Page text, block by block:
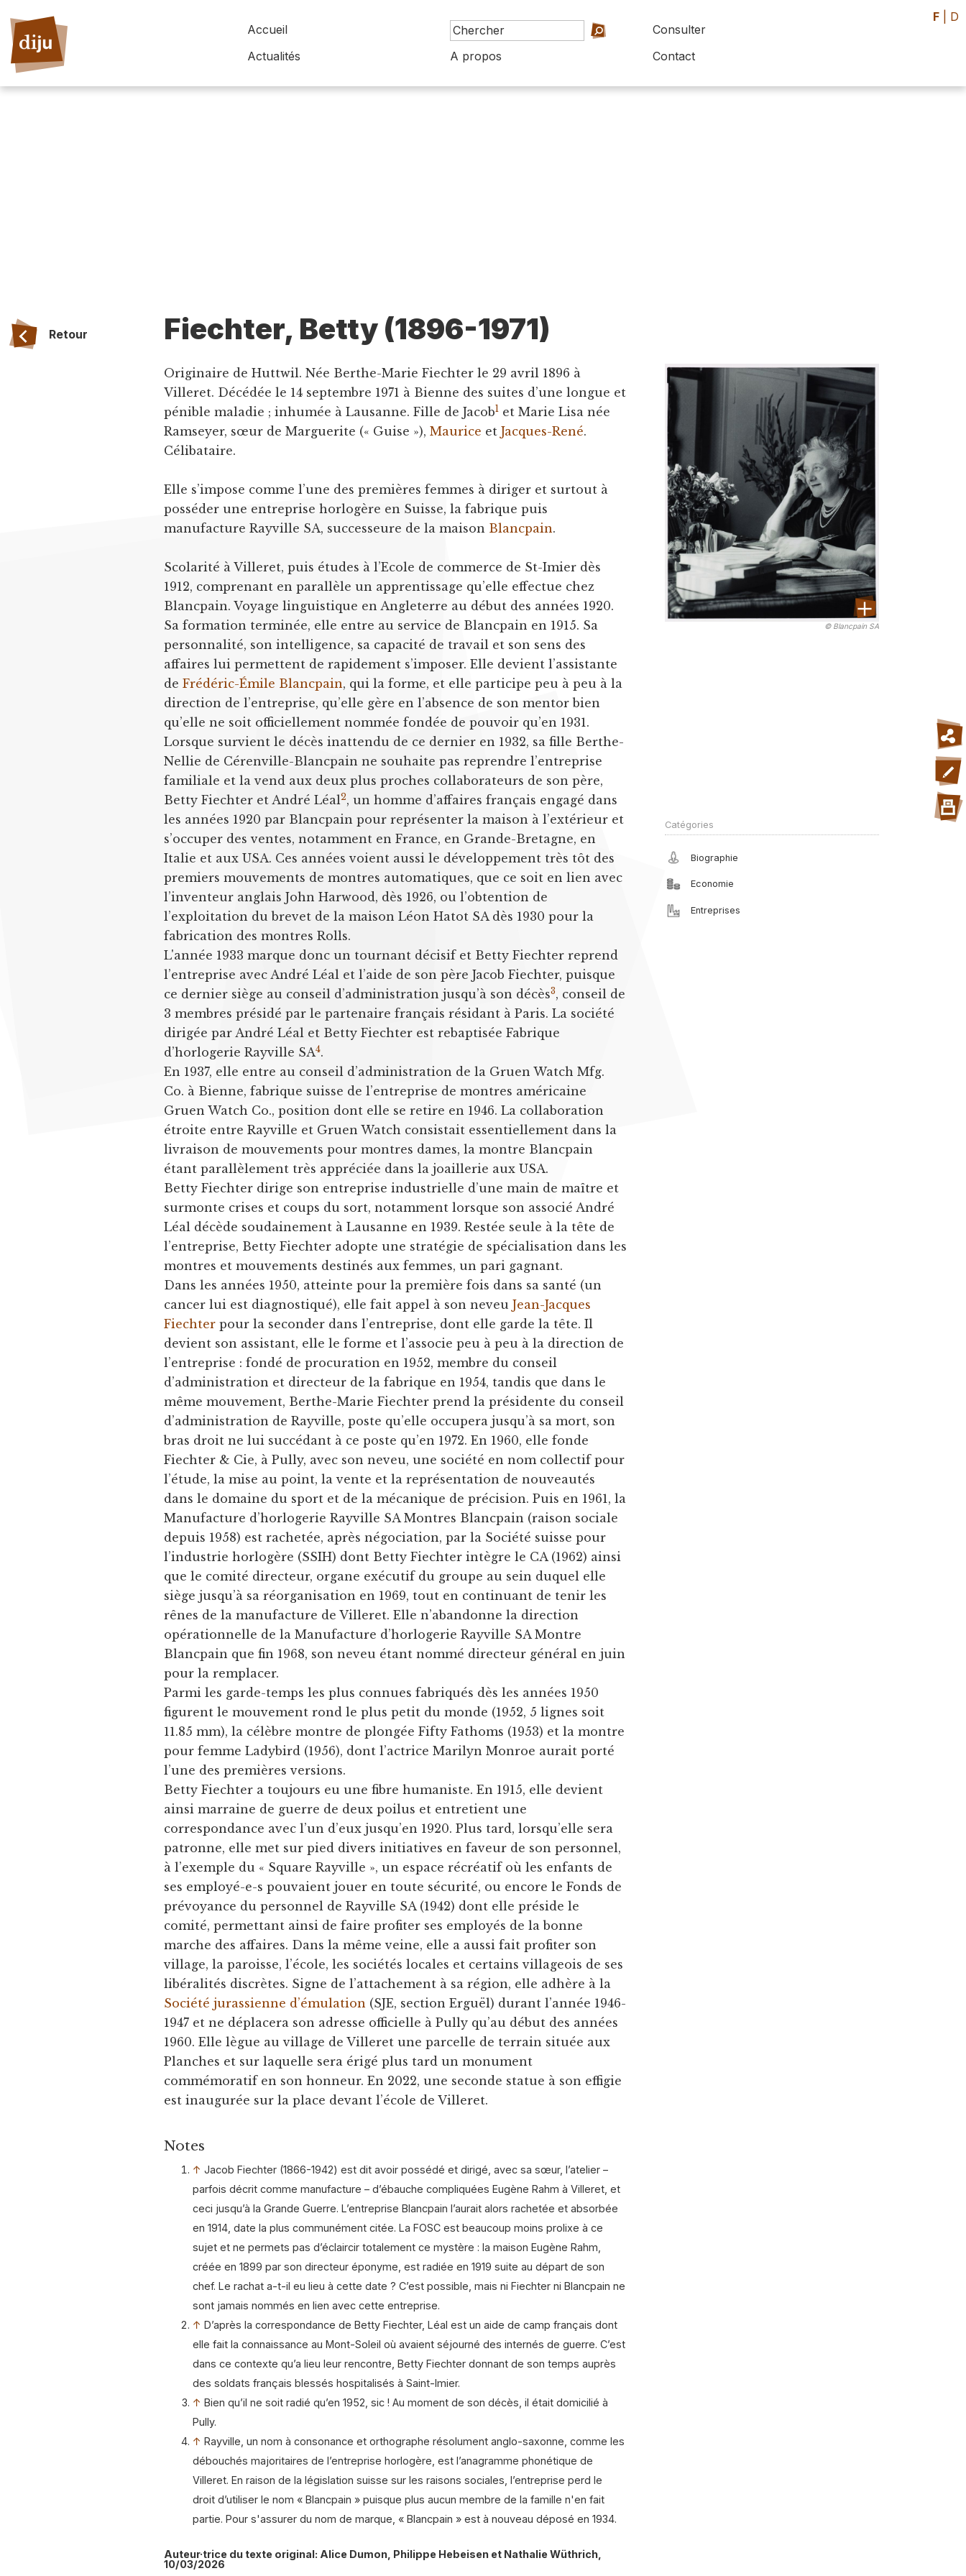
Accueil
Consulter
Actualités
A propos Contact
F D
Retour Fiechter, Betty (1896-1971)
Originaire de Huttwil. Née Berthe-Marie Fiechter le 29 avril 1896 à
Villeret. Décédée le 14 septembre 1971 à Bienne des suites d’une longue et
pénible maladie ; inhumée à Lausanne. Fille de Jacob1 et Marie Lisa née
Ramseyer, sœur de Marguerite (« Guise »),Maurice etJacques-René.
Célibataire.
Elle s’impose comme l’une des premières femmes à diriger et surtout à
posséder une entreprise horlogère en Suisse, la fabrique puis
manufacture Rayville SA, successeure de la maison Blancpain.
Scolarité à Villeret, puis études à l’Ecole de commerce de St-Imier dès
1912, comprenant en parallèle un apprentissage qu’elle effectue chez
Blancpain. Voyage linguistique en Angleterre au début des années 1920.
Sa formation terminée, elle entre au service de Blancpain en 1915. Sa
personnalité, son intelligence, sa capacité de travail et son sens des
affaires lui permettent de rapidement s’imposer. Elle devient l’assistante
deFrédéric-Émile Blancpain, qui la forme, et elle participe peu à peu à la
direction de l’entreprise, qu’elle gère en l’absence de son mentor bien
qu’elle ne soit officiellement nommée fondée de pouvoir qu’en 1931.
Lorsque survient le décès inattendu de ce dernier en 1932, sa fille Berthe-
Nellie de Cérenville-Blancpain ne souhaite pas reprendre l’entreprise
familiale et la vend aux deux plus proches collaborateurs de son père,
Betty Fiechter et André Léal2, un homme d’affaires français engagé dans
les années 1920 par Blancpain pour représenter la maison à l’extérieur et
s’occuper des ventes, notamment en France, en Grande-Bretagne, en
Italie et aux USA. Ces années voient aussi le développement très tôt des
premiers mouvements de montres automatiques, que ce soit en lien avec
l’inventeur anglais John Harwood, dès 1926, ou l’obtention de
l’exploitation du brevet de la maison Léon Hatot SA dès 1930 pour la
fabrication des montres Rolls.
L'année 1933 marque donc un tournant décisif et Betty Fiechter reprend
l’entreprise avec André Léal et l’aide de son père Jacob Fiechter, puisque
ce dernier siège au conseil d’administration jusqu’à son décès3, conseil de
3 membres présidé par le partenaire français résidant à Paris. La société
dirigée par André Léal et Betty Fiechter est rebaptisée Fabrique
d’horlogerie Rayville SA4.
En 1937, elle entre au conseil d’administration de la Gruen Watch Mfg.
Co. à Bienne, fabrique suisse de l’entreprise de montres américaine
Gruen Watch Co., position dont elle se retire en 1946. La collaboration
étroite entre Rayville et Gruen Watch consistait essentiellement dans la
livraison de mouvements pour montres dames, la montre Blancpain
étant parallèlement très appréciée dans la joaillerie aux USA.
Betty Fiechter dirige son entreprise industrielle d’une main de maître et
surmonte crises et coups du sort, notamment lorsque son associé André
Léal décède soudainement à Lausanne en 1939. Restée seule à la tête de
l’entreprise, Betty Fiechter adopte une stratégie de spécialisation dans les
montres et mouvements destinés aux femmes, un pari gagnant.
Dans les années 1950, atteinte pour la première fois dans sa santé (un
cancer lui est diagnostiqué), elle fait appel à son neveuJean-Jacques
Fiechter pour la seconder dans l’entreprise, dont elle garde la tête. Il
devient son assistant, elle le forme et l’associe peu à peu à la direction de
l’entreprise : fondé de procuration en 1952, membre du conseil
d’administration et directeur de la fabrique en 1954, tandis que dans le
même mouvement, Berthe-Marie Fiechter prend la présidente du conseil
d’administration de Rayville, poste qu’elle occupera jusqu’à sa mort, son
bras droit ne lui succédant à ce poste qu’en 1972. En 1960, elle fonde
Fiechter & Cie, à Pully, avec son neveu, une société en nom collectif pour
l’étude, la mise au point, la vente et la représentation de nouveautés
dans le domaine du sport et de la mécanique de précision. Puis en 1961, la
Manufacture d’horlogerie Rayville SA Montres Blancpain (raison sociale
depuis 1958) est rachetée, après négociation, par la Société suisse pour
l’industrie horlogère (SSIH) dont Betty Fiechter intègre le CA (1962) ainsi
que le comité directeur, organe exécutif du groupe au sein duquel elle
siège jusqu’à sa réorganisation en 1969, tout en continuant de tenir les
rênes de la manufacture de Villeret. Elle n’abandonne la direction
opérationnelle de la Manufacture d’horlogerie Rayville SA Montre
Blancpain que fin 1968, son neveu étant nommé directeur général en juin
pour la remplacer.
Parmi les garde-temps les plus connues fabriqués dès les années 1950
figurent le mouvement rond le plus petit du monde (1952, 5 lignes soit
11.85 mm), la célèbre montre de plongée Fifty Fathoms (1953) et la montre
pour femme Ladybird (1956), dont l’actrice Marilyn Monroe aurait porté
l’une des premières versions.
Betty Fiechter a toujours eu une fibre humaniste. En 1915, elle devient
ainsi marraine de guerre de deux poilus et entretient une
correspondance avec l’un d’eux jusqu’en 1920. Plus tard, lorsqu’elle sera
patronne, elle met sur pied divers initiatives en faveur de son personnel,
à l’exemple du « Square Rayville », un espace récréatif où les enfants de
ses employé-e-s pouvaient jouer en toute sécurité, ou encore le Fonds de
prévoyance du personnel de Rayville SA (1942) dont elle préside le
comité, permettant ainsi de faire profiter ses employés de la bonne
marche des affaires. Dans la même veine, elle a aussi fait profiter son
village, la paroisse, l’école, les sociétés locales et certains villageois de ses
libéralités discrètes. Signe de l’attachement à sa région, elle adhère à la
Société jurassienne d’émulation (SJE, section Erguël) durant l’année 1946-
1947 et ne déplacera son adresse officielle à Pully qu’au début des années
1960. Elle lègue au village de Villeret une parcelle de terrain située aux
Planches et sur laquelle sera érigé plus tard un monument
commémoratif en son honneur. En 2022, une seconde statue à son effigie
est inaugurée sur la place devant l’école de Villeret.
Notes
↑ Jacob Fiechter (1866-1942) est dit avoir possédé et dirigé, avec sa sœur, l’atelier –
parfois décrit comme manufacture – d’ébauche compliquées Eugène Rahm à Villeret, et
ceci jusqu’à la Grande Guerre. L’entreprise Blancpain l’aurait alors rachetée et absorbée
en 1914, date la plus communément citée. La FOSC est beaucoup moins prolixe à ce
sujet et ne permets pas d’éclaircir totalement ce mystère : la maison Eugène Rahm,
créée en 1899 par son directeur éponyme, est radiée en 1919 suite au départ de son
chef. Le rachat a-t-il eu lieu à cette date ? C’est possible, mais ni Fiechter ni Blancpain ne
sont jamais nommés en lien avec cette entreprise.
↑ D’après la correspondance de Betty Fiechter, Léal est un aide de camp français dont
elle fait la connaissance au Mont-Soleil où avaient séjourné des internés de guerre. C’est
dans ce contexte qu’a lieu leur rencontre, Betty Fiechter donnant de son temps auprès
des soldats français blessés hospitalisés à Saint-Imier.
↑ Bien qu’il ne soit radié qu’en 1952, sic ! Au moment de son décès, il était domicilié à
Pully.
↑ Rayville, un nom à consonance et orthographe résolument anglo-saxonne, comme les
débouchés majoritaires de l’entreprise horlogère, est l’anagramme phonétique de
Villeret. En raison de la législation suisse sur les raisons sociales, l’entreprise perd le
droit d’utiliser le nom « Blancpain » puisque plus aucun membre de la famille n'en fait
partie. Pour s'assurer du nom de marque, « Blancpain » est à nouveau déposé en 1934.
Auteur·trice du texte original: Alice Dumon, Philippe Hebeisen et Nathalie Wüthrich,
10/03/2026
© Blancpain SA
Catégories
Biographie
Economie
Entreprises